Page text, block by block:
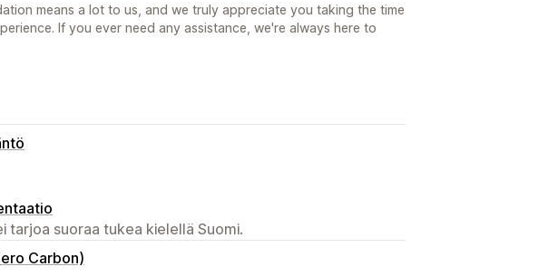
means a lot to us, and we truly appreciate you taking the time
If you ever need any assistance, we're always here to
tarjoa suoraa tukea kielellä Suomi.
Carbon)